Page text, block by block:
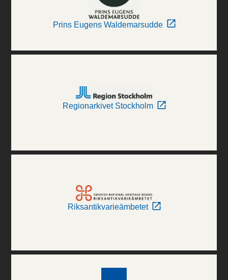
Prins Eugens Waldemarsudde
Regionarkivet Stockholm
Riksantikvarieämbetet